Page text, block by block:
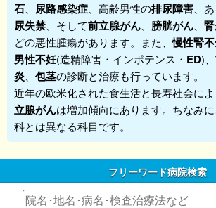
石
尿路感染症 、高齢男性の排尿障害 、
尿失禁 、そして前立腺がん 膀胱がん
どの悪性腫瘍があります。また、慢性腎
男性不妊(造精障害・インポテンス・ ED)、
炎
包茎の診断と治療も行っています。
近年の欧米化された食生活と長寿社会に
立腺がんは増加傾向にあります。ちなみ
科とは異なる科目です。
フリーワード病院検索